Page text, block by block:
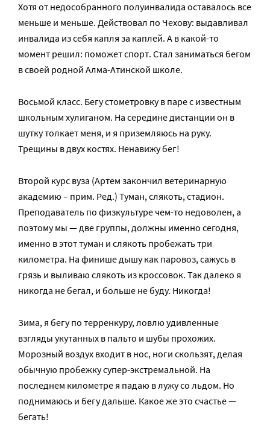
Хотя от недособранного полуинвалида оставалось все
меньше и меньше. Действовал по Чехову: выдавливал
инвалида из себя капля за каплей. А в какой-то
момент решил: поможет спорт. Стал заниматься бегом
в своей родной Алма-Атинской школе.
Восьмой класс. Бегу стометровку в паре с известным
школьным хулиганом. На середине дистанции он в
шутку толкает меня, и я приземляюсь на руку.
Трещины в двух костях. Ненавижу бег!
Второй курс вуза (Артем закончил ветеринарную
академию – прим. Ред.) Туман, слякоть, стадион.
Преподаватель по физкультуре чем-то недоволен, а
поэтому мы — две группы, должны именно сегодня,
именно в этот туман и слякоть пробежать три
километра. На финише дышу как паровоз, сажусь в
грязь и выливаю слякоть из кроссовок. Так далеко я
никогда не бегал, и больше не буду. Никогда!
Зима, я бегу по терренкуру, ловлю удивленные
взгляды укутанных в пальто и шубы прохожих.
Морозный воздух входит в нос, ноги скользят, делая
обычную пробежку супер-экстремальной. На
последнем километре я падаю в лужу со льдом. Но
поднимаюсь и бегу дальше. Какое же это счастье —
бегать!